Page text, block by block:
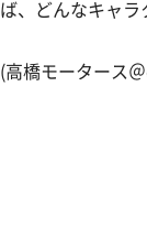
ば、どんなキャラ
(高橋モータース